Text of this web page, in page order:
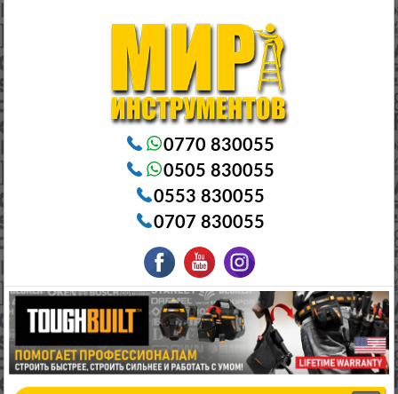
0770 830055
0505 830055
0553 830055
0707 830055